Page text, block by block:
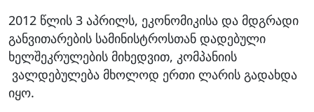
2012 წლის 3 აპრილს, ეკონომიკისა და მდგრადი
განვითარების სამინისტროსთან დადებული
ხელშეკრულების მიხედვით, კომპანიის
ვალდებულება მხოლოდ ერთი ლარის გადახდა
იყო.